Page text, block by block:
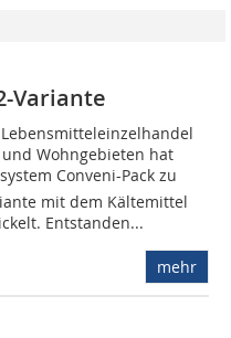
Variante
Wohngebieten hat
Conveni-Pack zu
mit dem Kältemittel
Entstanden...
mehr